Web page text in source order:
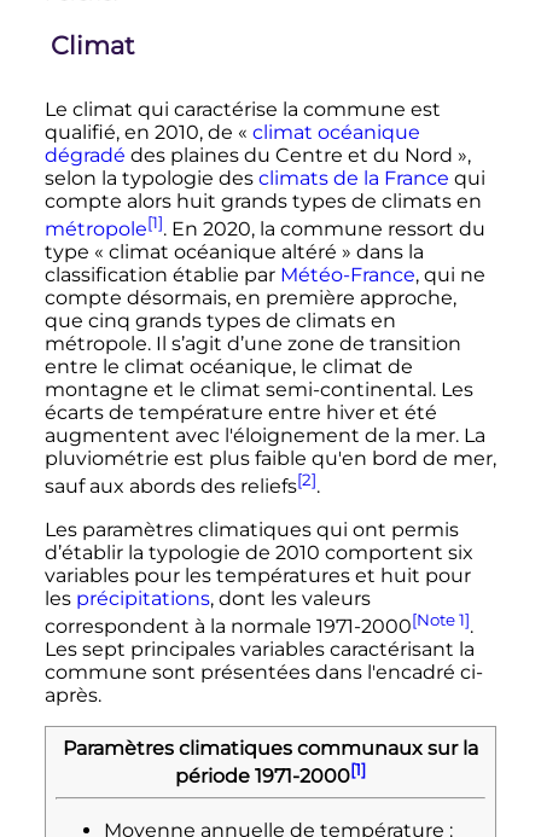
Climat
Le climat qui caractérise la commune est
qualifié, en 2010, de « climat océanique
dégradé des plaines du Centre et du Nord »,
selon la typologie des climats de la France qui
compte alors huit grands types de climats en
métropole[1]. En 2020, la commune ressort du
type « climat océanique altéré » dans la
classification établie par Météo-France, qui ne
compte désormais, en première approche,
que cinq grands types de climats en
métropole. Il s’agit d’une zone de transition
entre le climat océanique, le climat de
montagne et le climat semi-continental. Les
écarts de température entre hiver et été
augmentent avec l'éloignement de la mer. La
pluviométrie est plus faible qu'en bord de mer,
sauf aux abords des reliefs[2].
Les paramètres climatiques qui ont permis
d’établir la typologie de 2010 comportent six
variables pour les températures et huit pour
les précipitations, dont les valeurs
correspondent à la normale 1971-2000[Note 1].
Les sept principales variables caractérisant la
commune sont présentées dans l'encadré ci-
après.
Paramètres climatiques communaux sur la
période 1971-2000[1]
Moyenne annuelle de température :